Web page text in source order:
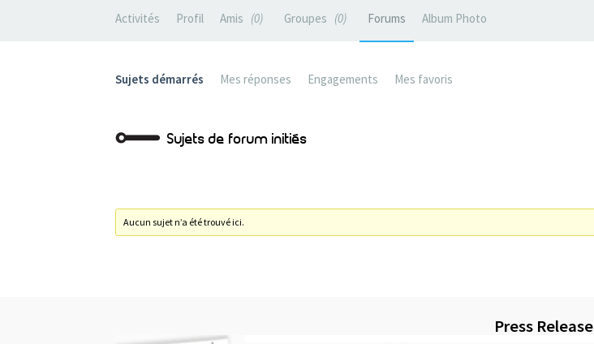
Activités Profil Amis 0 Groupes 0 Forums Album Photo
Sujets démarrés Mes réponses Engagements Mes favoris
Sujets de forum initiés
Aucun sujet n’a été trouvé ici.
Press Release